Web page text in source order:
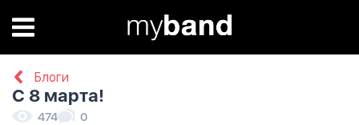
Блоги
С 8 марта!
474 0